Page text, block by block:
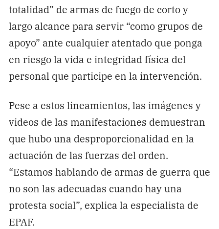
totalidad” de armas de fuego de corto y
largo alcance para servir “como grupos de
apoyo” ante cualquier atentado que ponga
en riesgo la vida e integridad física del
personal que participe en la intervención.
Pese a estos lineamientos, las imágenes y
videos de las manifestaciones demuestran
que hubo una desproporcionalidad en la
actuación de las fuerzas del orden.
“Estamos hablando de armas de guerra que
no son las adecuadas cuando hay una
protesta social”, explica la especialista de
EPAF.